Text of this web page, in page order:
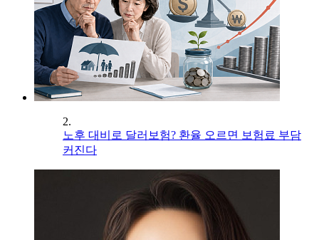
2.
노후 대비로 달러보험? 환율 오르면 보험료 부담
커진다